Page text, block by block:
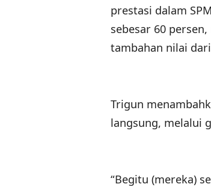
prestasi dalam
sebesar 60
tambahan nilai
Trigun
langsung, melalui
“Begitu (mereka)